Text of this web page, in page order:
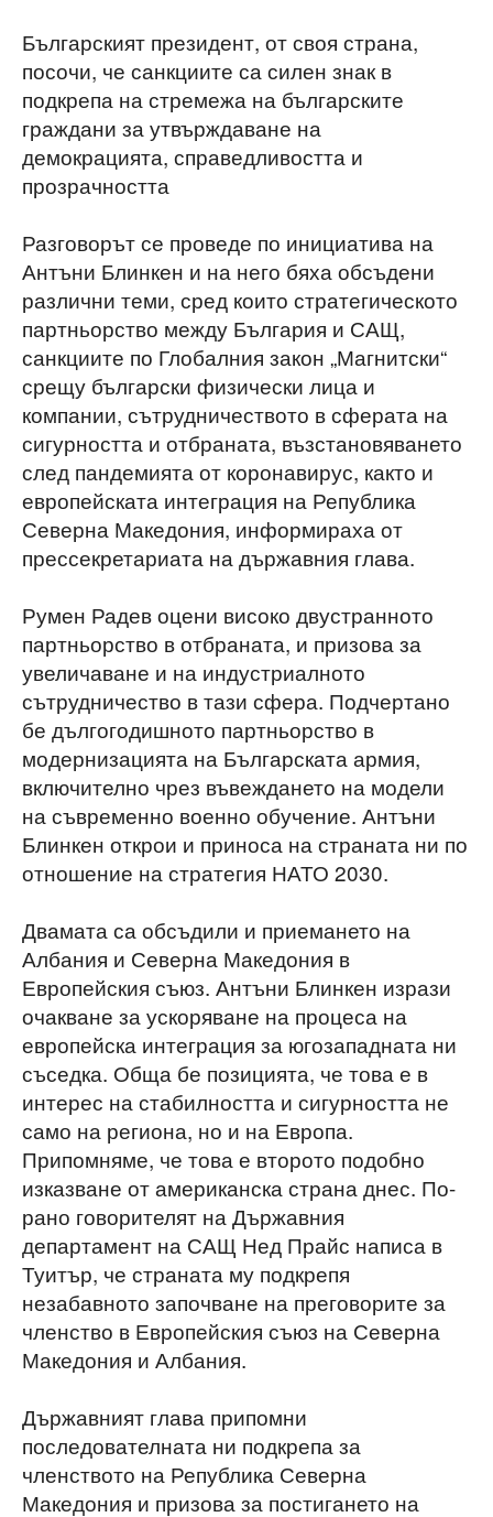
Българският президент, от своя страна,
посочи, че санкциите са силен знак в
подкрепа на стремежа на българските
граждани за утвърждаване на
демокрацията, справедливостта и
прозрачността
Разговорът се проведе по инициатива на
Антъни Блинкен и на него бяха обсъдени
различни теми, сред които стратегическото
партньорство между България и САЩ,
санкциите по Глобалния закон „Магнитски“
срещу български физически лица и
компании, сътрудничеството в сферата на
сигурността и отбраната, възстановяването
след пандемията от коронавирус, както и
европейската интеграция на Република
Северна Македония, информираха от
прессекретариата на държавния глава.
Румен Радев оцени високо двустранното
партньорство в отбраната, и призова за
увеличаване и на индустриалното
сътрудничество в тази сфера. Подчертано
бе дългогодишното партньорство в
модернизацията на Българската армия,
включително чрез въвеждането на модели
на съвременно военно обучение. Антъни
Блинкен открои и приноса на страната ни по
отношение на стратегия НАТО 2030.
Двамата са обсъдили и приемането на
Албания и Северна Македония в
Европейския съюз. Антъни Блинкен изрази
очакване за ускоряване на процеса на
европейска интеграция за югозападната ни
съседка. Обща бе позицията, че това е в
интерес на стабилността и сигурността не
само на региона, но и на Европа.
Припомняме, че това е второто подобно
изказване от американска страна днес. По-
рано говорителят на Държавния
департамент на САЩ Нед Прайс написа в
Туитър, че страната му подкрепя
незабавното започване на преговорите за
членство в Европейския съюз на Северна
Македония и Албания.
Държавният глава припомни
последователната ни подкрепа за
членството на Република Северна
Македония и призова за постигането на